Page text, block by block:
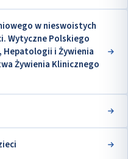
w nieswoistych
Wytyczne Polskiego
i Żywienia
Żywienia Klinicznego